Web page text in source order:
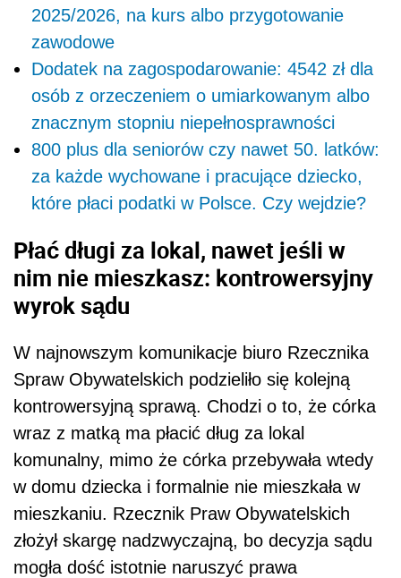
2025/2026, na kurs albo przygotowanie
zawodowe
Dodatek na zagospodarowanie: 4542 zł dla
osób z orzeczeniem o umiarkowanym albo
znacznym stopniu niepełnosprawności
800 plus dla seniorów czy nawet 50. latków:
za każde wychowane i pracujące dziecko,
które płaci podatki w Polsce. Czy wejdzie?
Płać długi za lokal, nawet jeśli w
nim nie mieszkasz: kontrowersyjny
wyrok sądu
W najnowszym komunikacje biuro Rzecznika
Spraw Obywatelskich podzieliło się kolejną
kontrowersyjną sprawą. Chodzi o to, że córka
wraz z matką ma płacić dług za lokal
komunalny, mimo że córka przebywała wtedy
w domu dziecka i formalnie nie mieszkała w
mieszkaniu. Rzecznik Praw Obywatelskich
złożył skargę nadzwyczajną, bo decyzja sądu
mogła dość istotnie naruszyć prawa